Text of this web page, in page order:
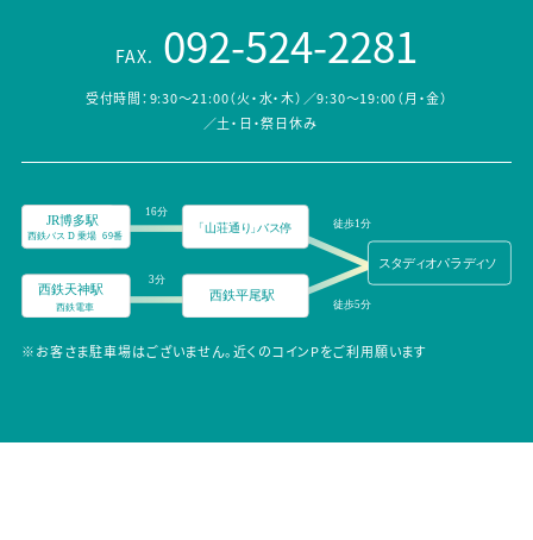
FAX. 092-524-2281
受付時間：9:30～21:00（火・水・木）／9:30～19:00（月・金）
／土・日・祭日休み
※お客さま駐車場はございません。近くのコインPをご利用願います